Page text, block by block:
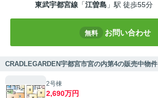
東武宇都宮線 「江曽島 」駅 徒歩55分
無料 お問い合わせ
CRADLEGARDEN宇都宮市宮の内第4の販売中物件
2号棟
2,690万円